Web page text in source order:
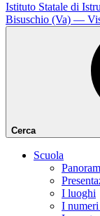
Istituto Statale di
Bisuschio (Va) —
Cerca
Scuola
I luoghi
I numeri